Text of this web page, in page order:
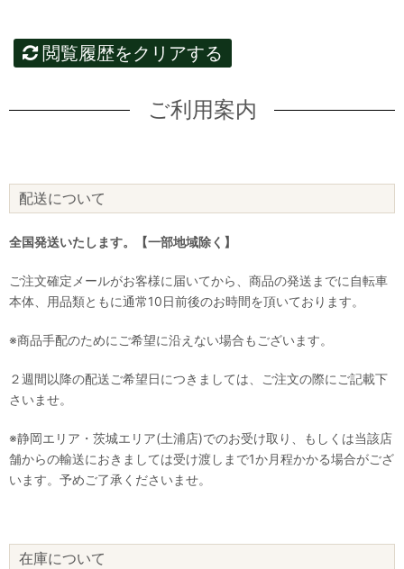
閲覧履歴をクリアする
ご利用案内
配送について
全国発送いたします。【一部地域除く】
ご注文確定メールがお客様に届いてから、商品の発送までに自転車
本体、用品類ともに通常10日前後のお時間を頂いております。
※商品手配のためにご希望に沿えない場合もございます。
２週間以降の配送ご希望日につきましては、ご注文の際にご記載下
さいませ。
※静岡エリア・茨城エリア(土浦店)でのお受け取り、もしくは当該店
舗からの輸送におきましては受け渡しまで1か月程かかる場合がござ
います。予めご了承くださいませ。
在庫について